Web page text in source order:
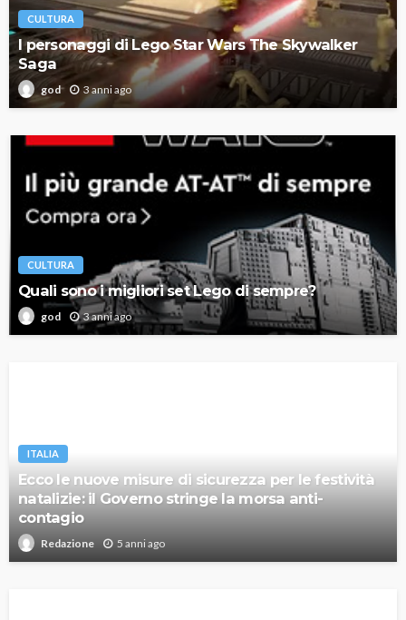
CULTURA
I personaggi di Lego Star Wars The Skywalker
Saga
god 3 anni ago
CULTURA
Quali sono i migliori set Lego di sempre?
god 3 anni ago
ITALIA
Ecco le nuove misure di sicurezza per le festività
natalizie: il Governo stringe la morsa anti-
contagio
Redazione 5 anni ago